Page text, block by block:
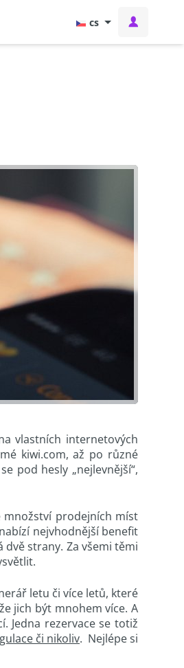
cs
vlastních internetových
kiwi.com, až po různé
pod hesly „nejlevnější“,
množství prodejních míst
nejvhodnější benefit
dvě strany. Za všemi těmi
letu či více letů, které
jich být mnohem více. A
Jedna rezervace se totiž
či nikoliv. Nejlépe si